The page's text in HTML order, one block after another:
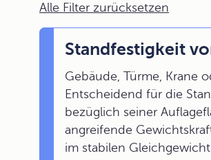
Alle Filter zurücksetzen
Standfestigkeit
Gebäude, Türme, Krane
Entscheidend für die
bezüglich seiner
angreifende
im stabilen